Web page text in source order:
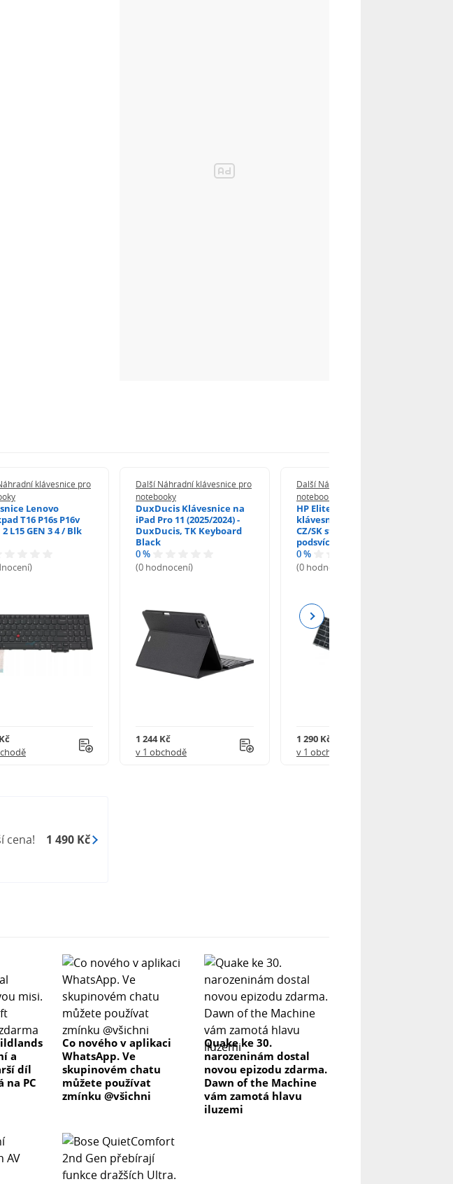
klávesnice pro
Lenovo
T16 P16s P16v
2 L15 GEN 3 4 / Blk
Další Náhradní klávesnice pro
notebooky
DuxDucis Klávesnice na
iPad Pro 11 (2025/2024) -
DuxDucis, TK Keyboard
Black
0 %
(0 hodnocení)
1 244 Kč
v 1 obchodě
Další Náhradní klávesnice pro
notebooky
HP EliteBook 840 G6
klávesnice na notebook
CZ/SK stříbrný rámeček,
podsvícená, Trackpoint
0 %
(0 hodnocení)
1 290 Kč
v 1 obchodě
Next
cena! 1 490 Kč
a
díl
na PC
Co nového v aplikaci
WhatsApp. Ve
skupinovém chatu
můžete používat
zmínku @všichni
Quake ke 30.
narozeninám dostal
novou epizodu zdarma.
Dawn of the Machine
vám zamotá hlavu
iluzemi